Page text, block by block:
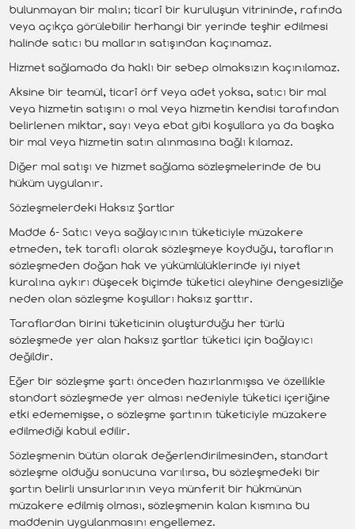
bulunmayan bir malın; ticarî bir kuruluşun vitrininde, rafında
veya açıkça görülebilir herhangi bir yerinde teşhir edilmesi
halinde satıcı bu malların satışından kaçınamaz.
Hizmet sağlamada da haklı bir sebep olmaksızın kaçınılamaz.
Aksine bir teamül, ticarî örf veya adet yoksa, satıcı bir mal
veya hizmetin satışını o mal veya hizmetin kendisi tarafından
belirlenen miktar, sayı veya ebat gibi koşullara ya da başka
bir mal veya hizmetin satın alınmasına bağlı kılamaz.
Diğer mal satışı ve hizmet sağlama sözleşmelerinde de bu
hüküm uygulanır.
Sözleşmelerdeki Haksız Şartlar
Madde 6- Satıcı veya sağlayıcının tüketiciyle müzakere
etmeden, tek taraflı olarak sözleşmeye koyduğu, tarafların
sözleşmeden doğan hak ve yükümlülüklerinde iyi niyet
kuralına aykırı düşecek biçimde tüketici aleyhine dengesizliğe
neden olan sözleşme koşulları haksız şarttır.
Taraflardan birini tüketicinin oluşturduğu her türlü
sözleşmede yer alan haksız şartlar tüketici için bağlayıcı
değildir.
Eğer bir sözleşme şartı önceden hazırlanmışsa ve özellikle
standart sözleşmede yer alması nedeniyle tüketici içeriğine
etki edememişse, o sözleşme şartının tüketiciyle müzakere
edilmediği kabul edilir.
Sözleşmenin bütün olarak değerlendirilmesinden, standart
sözleşme olduğu sonucuna varılırsa, bu sözleşmedeki bir
şartın belirli unsurlarının veya münferit bir hükmünün
müzakere edilmiş olması, sözleşmenin kalan kısmına bu
maddenin uygulanmasını engellemez.